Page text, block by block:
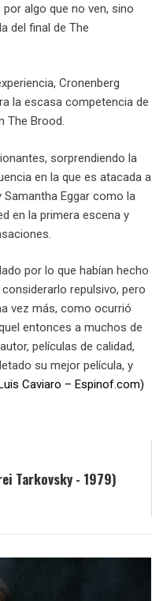
algo que no ven, sino
del final de The
Cronenberg
la escasa competencia de
The Brood.
sorprendiendo la
en la que es atacada a
Eggar como la
en la primera escena y
por lo que habían hecho
repulsivo, pero
vez más, como ocurrió
entonces a muchos de
películas de calidad,
su mejor película, y
Caviaro – Espinof.com)
Tarkovsky - 1979)